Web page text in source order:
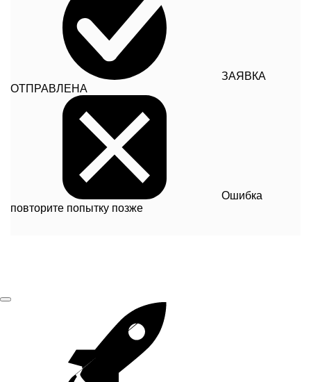
ЗАЯВКА
ОТПРАВЛЕНА
Ошибка
повторите попытку позже